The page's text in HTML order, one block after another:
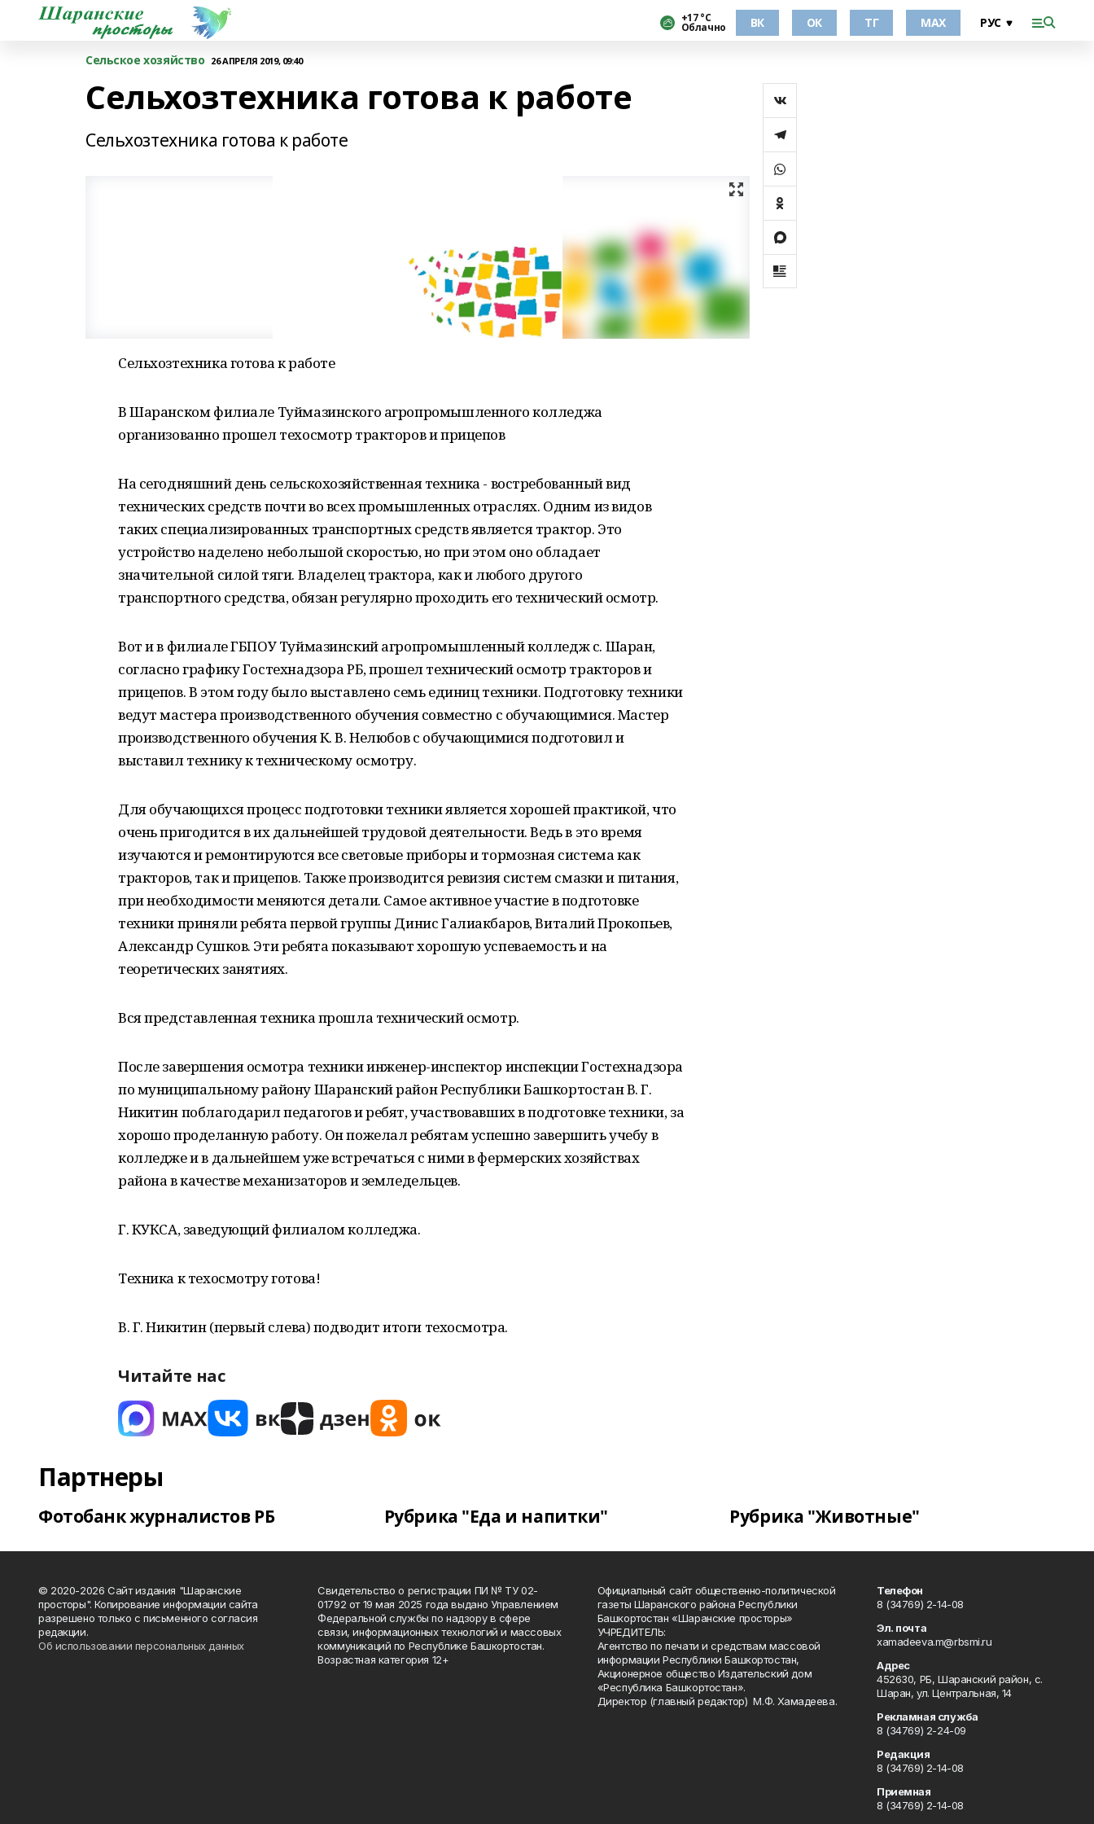
+17 °С
Облачно ВК ОК ТГ МАХ
Сельское хозяйство 26 АПРЕЛЯ 2019, 09:40
Сельхозтехника готова к работе
Сельхозтехника готова к работе
Сельхозтехника готова к работе
В Шаранском филиале Туймазинского агропромышленного колледжа
организованно прошел техосмотр тракторов и прицепов
На сегодняшний день сельскохозяйственная техника - востребованный вид
технических средств почти во всех промышленных отраслях. Одним из видов
таких специализированных транспортных средств является трактор. Это
устройство наделено небольшой скоростью, но при этом оно обладает
значительной силой тяги. Владелец трактора, как и любого другого
транспортного средства, обязан регулярно проходить его технический осмотр.
Вот и в филиале ГБПОУ Туймазинский агропромышленный колледж с. Шаран,
согласно графику Гостехнадзора РБ, прошел технический осмотр тракторов и
прицепов. В этом году было выставлено семь единиц техники. Подготовку техники
ведут мастера производственного обучения совместно с обучающимися. Мастер
производственного обучения К. В. Нелюбов с обучающимися подготовил и
выставил технику к техническому осмотру.
Для обучающихся процесс подготовки техники является хорошей практикой, что
очень пригодится в их дальнейшей трудовой деятельности. Ведь в это время
изучаются и ремонтируются все световые приборы и тормозная система как
тракторов, так и прицепов. Также производится ревизия систем смазки и питания,
при необходимости меняются детали. Самое активное участие в подготовке
техники приняли ребята первой группы Динис Галиакбаров, Виталий Прокопьев,
Александр Сушков. Эти ребята показывают хорошую успеваемость и на
теоретических занятиях.
Вся представленная техника прошла технический осмотр.
После завершения осмотра техники инженер-инспектор инспекции Гостехнадзора
по муниципальному району Шаранский район Республики Башкортостан В. Г.
Никитин поблагодарил педагогов и ребят, участвовавших в подготовке техники, за
хорошо проделанную работу. Он пожелал ребятам успешно завершить учебу в
колледже и в дальнейшем уже встречаться с ними в фермерских хозяйствах
района в качестве механизаторов и земледельцев.
Г. КУКСА, заведующий филиалом колледжа.
Техника к техосмотру готова!
В. Г. Никитин (первый слева) подводит итоги техосмотра.
Читайте нас
Партнеры
Фотобанк журналистов РБ Рубрика "Еда и напитки" Рубрика "Животные"
© 2020-2026 Сайт издания "Шаранские
просторы". Копирование информации сайта
разрешено только с письменного согласия
редакции.
Об использовании персональных данных
Свидетельство о регистрации ПИ № ТУ 02-
01792 от 19 мая 2025 года выдано Управлением
Федеральной службы по надзору в сфере
связи, информационных технологий и массовых
коммуникаций по Республике Башкортостан.
Возрастная категория 12+
Официальный сайт общественно-политической
газеты Шаранского района Республики
Башкортостан «Шаранские просторы»
УЧРЕДИТЕЛЬ:
Агентство по печати и средствам массовой
информации Республики Башкортостан,
Акционерное общество Издательский дом
«Республика Башкортостан».
Директор (главный редактор) М.Ф. Хамадеева.
Телефон
8 (34769) 2-14-08
Эл. почта
xamadeeva.m@rbsmi.ru
Адрес
452630, РБ, Шаранский район, с.
Шаран, ул. Центральная, 14
Рекламная служба
8 (34769) 2-24-09
Редакция
8 (34769) 2-14-08
Приемная
8 (34769) 2-14-08